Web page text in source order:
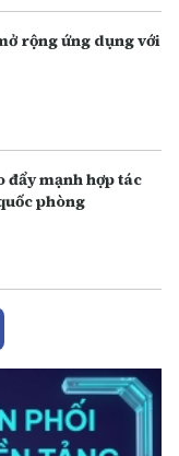
rộng ứng dụng với
đẩy mạnh hợp tác
phòng